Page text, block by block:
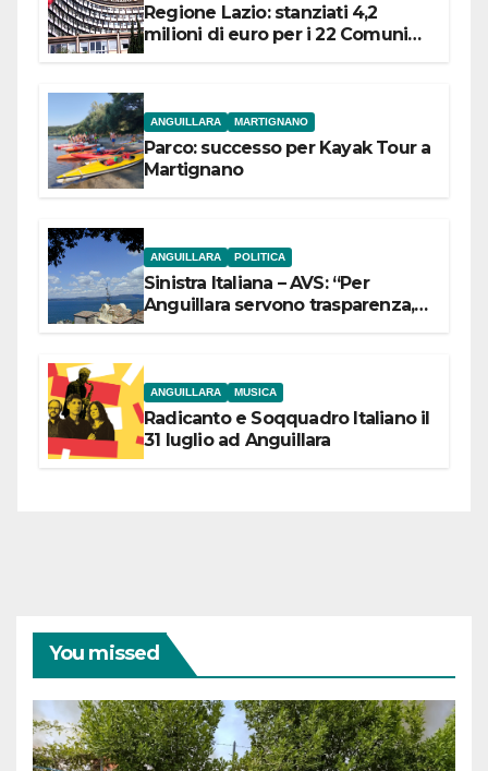
Regione Lazio: stanziati 4,2
milioni di euro per i 22 Comuni
ANGUILLARA MARTIGNANO
Parco: successo per Kayak Tour a
Martignano
ANGUILLARA POLITICA
Sinistra Italiana – AVS: “Per
Anguillara servono trasparenza,
ANGUILLARA MUSICA
Radicanto e Soqquadro Italiano il
31 luglio ad Anguillara
You missed